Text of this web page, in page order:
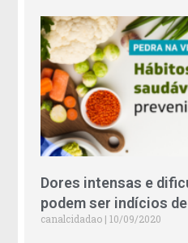
Dores intensas e
podem ser indícios
canalcidadao 10/09/2020